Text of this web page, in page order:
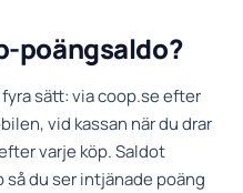
poängsaldo?
sätt: via coop.se efter
vid kassan när du drar
varje köp. Saldot
du ser intjänade poäng